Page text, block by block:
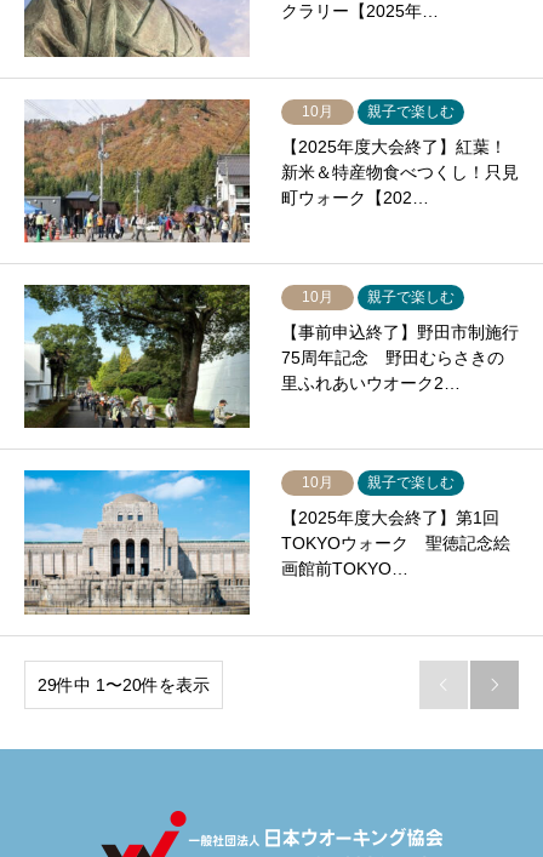
クラリー【2025年…
10月 親子で楽しむ
【2025年度大会終了】紅葉！
新米＆特産物食べつくし！只見
町ウォーク【202…
10月 親子で楽しむ
【事前申込終了】野田市制施行
75周年記念 野田むらさきの
里ふれあいウオーク2…
10月 親子で楽しむ
【2025年度大会終了】第1回
TOKYOウォーク 聖徳記念絵
画館前TOKYO…
29件中 1〜20件を表示  